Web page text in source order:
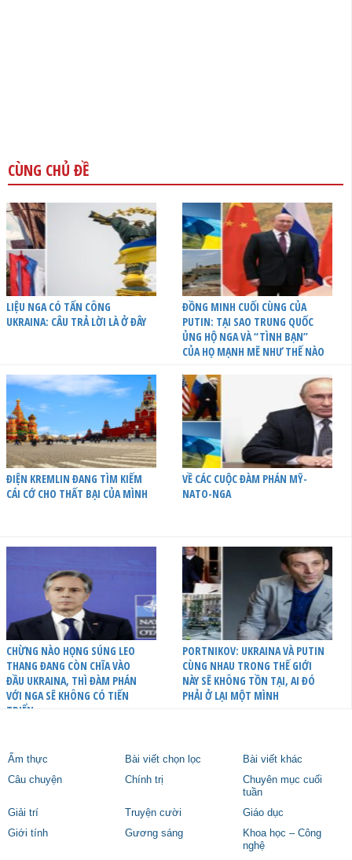
CÙNG CHỦ ĐỀ
LIỆU NGA CÓ TẤN CÔNG
UKRAINA: CÂU TRẢ LỜI LÀ Ở ĐÂY
ĐỒNG MINH CUỐI CÙNG CỦA
PUTIN: TẠI SAO TRUNG QUỐC
ỦNG HỘ NGA VÀ “TÌNH BẠN”
CỦA HỌ MẠNH MẼ NHƯ THẾ NÀO
ĐIỆN KREMLIN ĐANG TÌM KIẾM
CÁI CỚ CHO THẤT BẠI CỦA MÌNH
VỀ CÁC CUỘC ĐÀM PHÁN MỸ-
NATO-NGA
CHỪNG NÀO HỌNG SÚNG LEO
THANG ĐANG CÒN CHĨA VÀO
ĐẦU UKRAINA, THÌ ĐÀM PHÁN
VỚI NGA SẼ KHÔNG CÓ TIẾN
TRIỂN
PORTNIKOV: UKRAINA VÀ PUTIN
CÙNG NHAU TRONG THẾ GIỚI
NÀY SẼ KHÔNG TỒN TẠI, AI ĐÓ
PHẢI Ở LẠI MỘT MÌNH
Ẩm thực Bài viết chọn lọc
Bài viết khác
Câu chuyện
Chính trị
Chuyên mục cuối
tuần
Giải trí
Truyện cười
Giáo dục
Giới tính
Gương sáng
Khoa học – Công
nghệ